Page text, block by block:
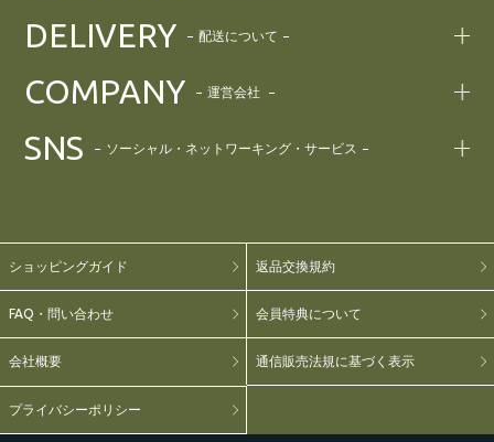
DELIVERY 配送について
COMPANY 運営会社
SNS ソーシャル・ネットワーキング・サービス
ショッピングガイド 返品交換規約
FAQ・問い合わせ 会員特典について
会社概要 通信販売法規に基づく表示
プライバシーポリシー